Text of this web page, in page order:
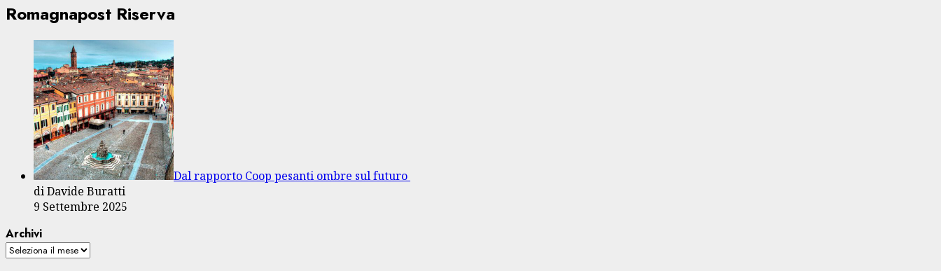
Romagnapost Riserva
Dal rapporto Coop pesanti ombre sul futuro
di Davide Buratti
9 Settembre 2025
Archivi